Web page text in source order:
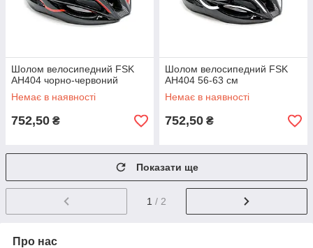
Шолом велосипедний FSK
AH404 чорно-червоний
Немає в наявності
752,50 ₴
Шолом велосипедний FSK
AH404 56-63 см
Немає в наявності
752,50 ₴
Показати ще
1 / 2
Про нас